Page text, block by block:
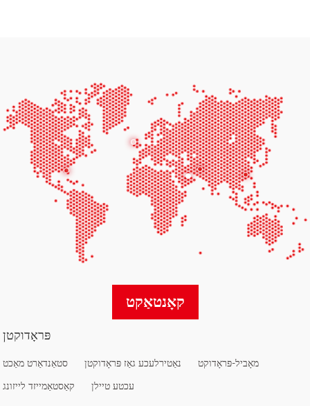
קאָנטאַקט
פּראָדוקטן
סטאַנדאַרט מאַכט נאַטירלעכע גאַז פּראָדוקטן
מאָביל-פּראָדוקט
קאַסטאַמייזד לייזונג
עכטע טיילן